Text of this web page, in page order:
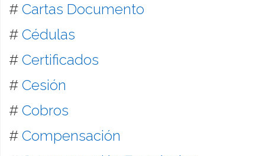
# Cartas Documento
# Cédulas
# Certificados
# Cesión
# Cobros
# Compensación